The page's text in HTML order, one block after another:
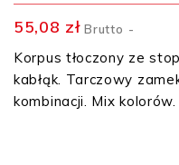
55,08 zł Brutto
Korpus tłoczony ze
kabłąk. Tarczowy
kombinacji. Mix kolorów.